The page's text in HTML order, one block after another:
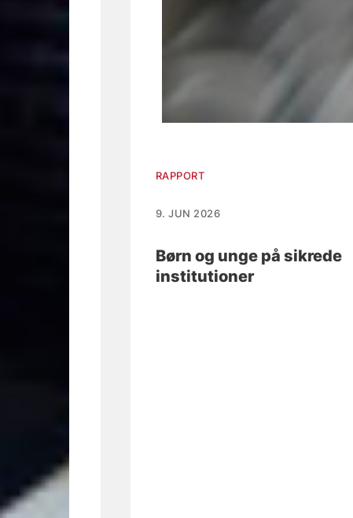
RAPPORT
9. JUN 2026
Børn og unge på sikrede
institutioner